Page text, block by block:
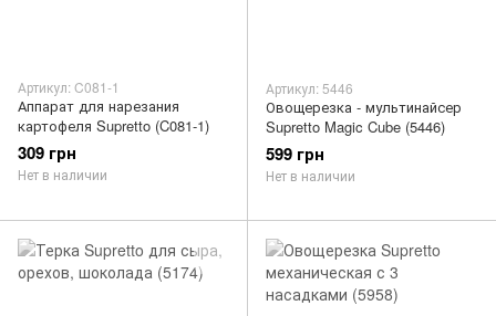
Артикул: C081-1
Аппарат для нарезания
картофеля Supretto (C081-1)
309 грн
Нет в наличии
Артикул: 5446
Овощерезка - мультинайсер
Supretto Magic Cube (5446)
599 грн
Нет в наличии